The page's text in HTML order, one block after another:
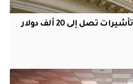
أميركا تقر سندات تأشيرات تصل إلى 20 ألف دولار